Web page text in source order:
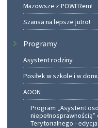
Mazowsze z POWERem!
Szansa na lepsze jutro!
Programy
Asystent rodziny
Posiłek w szkole i w
AOON
Program „Asystent
Terytorialnego -